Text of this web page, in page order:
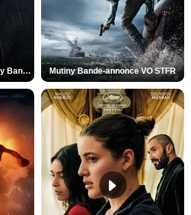
Spider-Man: Brand New Day Bande-annonce VO STFR Mutiny Bande-annonce VO STFR